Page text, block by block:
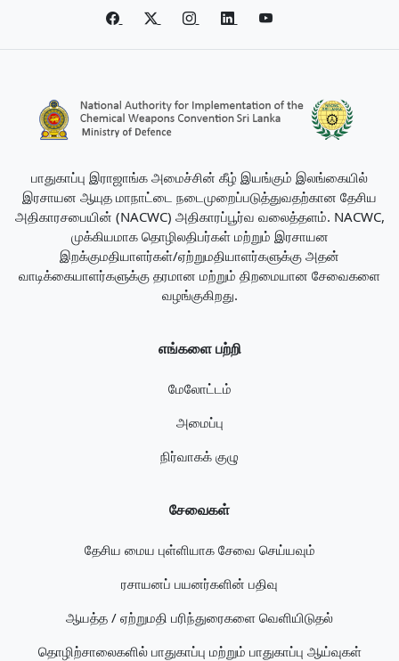
பாதுகாப்பு இராஜாங்க அமைச்சின் கீழ் இயங்கும் இலங்கையில்
இரசாயன ஆயுத மாநாட்டை நடைமுறைப்படுத்துவதற்கான தேசிய
அதிகாரசபையின் (NACWC) அதிகாரப்பூர்வ வலைத்தளம். NACWC,
முக்கியமாக தொழிலதிபர்கள் மற்றும் இரசாயன
இறக்குமதியாளர்கள்/ஏற்றுமதியாளர்களுக்கு அதன்
வாடிக்கையாளர்களுக்கு தரமான மற்றும் திறமையான சேவைகளை
வழங்குகிறது.
எங்களை பற்றி
மேலோட்டம்
அமைப்பு
நிர்வாகக் குழு
சேவைகள்
தேசிய மைய புள்ளியாக சேவை செய்யவும்
ரசாயனப் பயனர்களின் பதிவு
ஆயத்த / ஏற்றுமதி பரிந்துரைகளை வெளியிடுதல்
தொழிற்சாலைகளில் பாதுகாப்பு மற்றும் பாதுகாப்பு ஆய்வுகள்